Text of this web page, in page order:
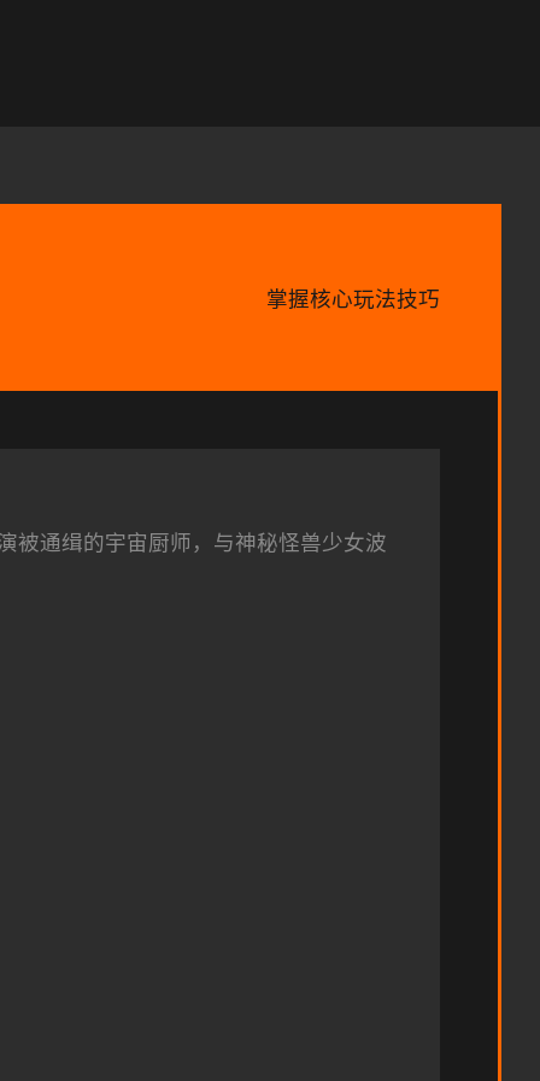
掌握核心玩法技巧
被通缉的宇宙厨师，与神秘怪兽少女波